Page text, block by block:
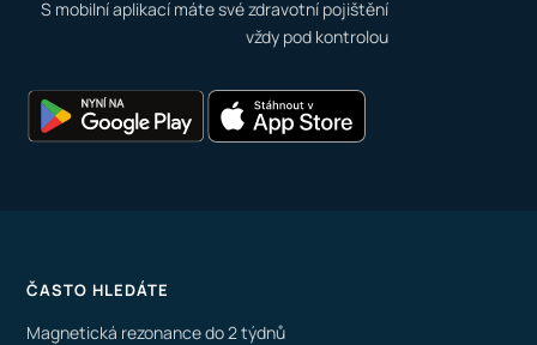
S mobilní aplikací máte své zdravotní pojištění
vždy pod kontrolou
ČASTO HLEDÁTE
Magnetická rezonance do 2 týdnů